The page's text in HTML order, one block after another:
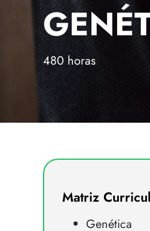
480 horas
Matriz
Genética